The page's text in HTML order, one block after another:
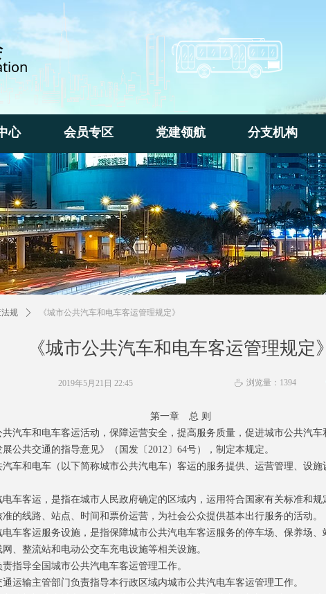
心
心
会员专区
会员专区
党建领航
党建领航
分支机构
分支机构
《城市公共汽车和电车客运管理规定》
规 ꄲ 《城市公共汽车和电车客运管理规定》
第一章 总 则
车和电车客运活动，保障运营安全，提高服务质量，促进城市公共汽车
公共交通的指导意见》（国发〔2012〕64号），制定本规定。
和电车（以下简称城市公共汽电车）客运的服务提供、运营管理、设施
客运，是指在城市人民政府确定的区域内，运用符合国家有关标准和规
的线路、站点、时间和票价运营，为社会公众提供基本出行服务的活动。
客运服务设施，是指保障城市公共汽电车客运服务的停车场、保养场、
、整流站和电动公交车充电设施等相关设施。
导全国城市公共汽电车客运管理工作。
输主管部门负责指导本行政区域内城市公共汽电车客运管理工作。
2019年5月21日 22:45 ꄘ 浏览量： 1394